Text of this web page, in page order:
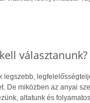
választanunk?
legszebb,
De miközben az anyai
altatunk és